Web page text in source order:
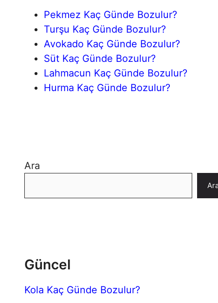
Pekmez Kaç Günde Bozulur?
Turşu Kaç Günde Bozulur?
Avokado Kaç Günde Bozulur?
Süt Kaç Günde Bozulur?
Lahmacun Kaç Günde Bozulur?
Hurma Kaç Günde Bozulur?
Ara
Güncel
Kola Kaç Günde Bozulur?